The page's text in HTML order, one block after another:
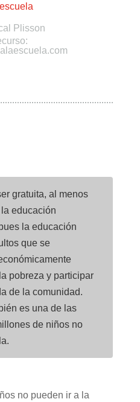
Plisson
gratuita, al menos
educación
la educación
que se
pobreza y participar
de la comunidad.
es una de las
de niños no
no pueden ir a la